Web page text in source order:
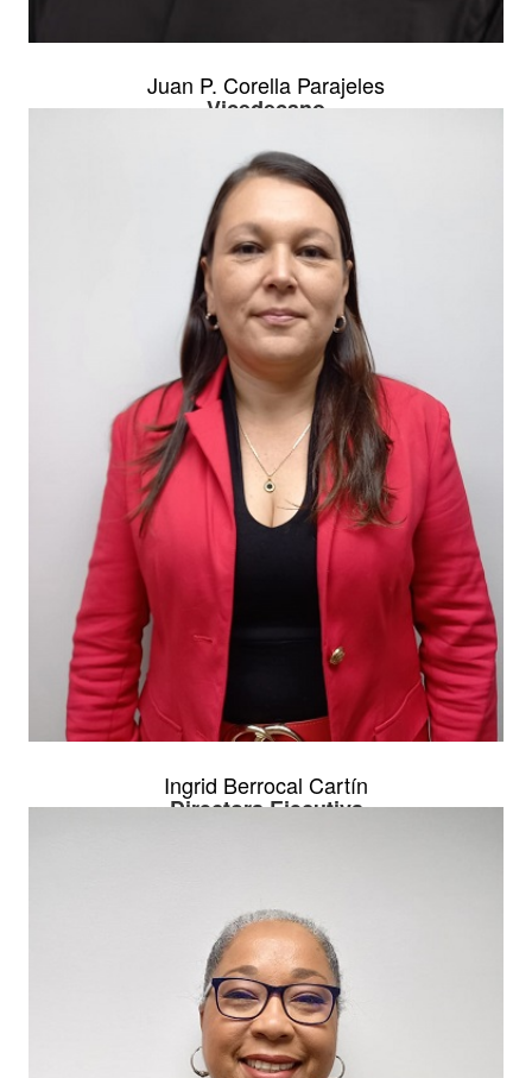
Juan P. Corella Parajeles
Vicedecano
Ingrid Berrocal Cartín
Directora Ejecutiva